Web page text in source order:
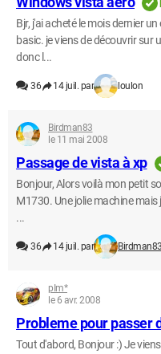
Bjr, j'ai acheté le mois dernier
basic. je viens de découvrir
donc l...
36 14 juil. par loulon
Birdman83
le 11 mai 2008
Passage de vista à xp
Bonjour, Alors voilà mon petit
M1730. Une jolie machine
...
36 14 juil. par Birdman83
pIm*
le 6 avr. 2008
Probleme pour passer
Tout d'abord, Bonjour :) Je